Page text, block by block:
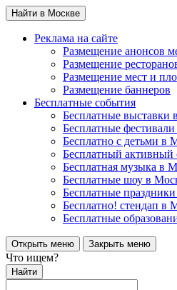
Найти в Москве
Реклама на сайте
Размещение анонсов
Размещение
Размещение мест и
Размещение баннеров
Бесплатные события
Бесплатные выставки
Бесплатные
Бесплатно с детьми в
Бесплатный
Бесплатная музыка в
Бесплатные шоу в
Бесплатные
Бесплатно! стендап в
Бесплатные
Открыть меню Закрыть меню
Что ищем?
Найти